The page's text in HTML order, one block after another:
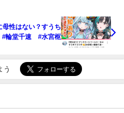
母性はない？すうち
輪堂千速 #水宮枢
う